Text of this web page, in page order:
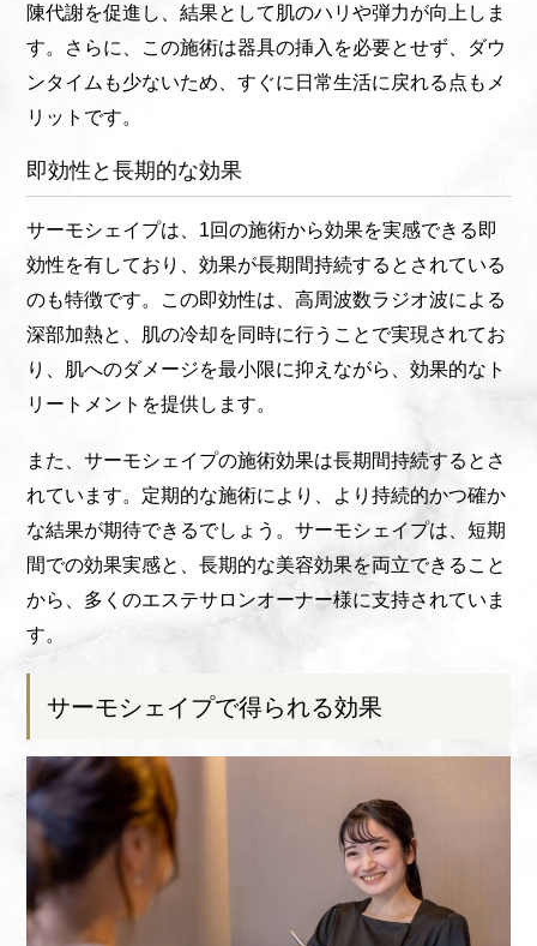
陳代謝を促進し、結果として肌のハリや弾力が向上しま
す。さらに、この施術は器具の挿入を必要とせず、ダウ
ンタイムも少ないため、すぐに日常生活に戻れる点もメ
リットです。
即効性と長期的な効果
サーモシェイプは、1回の施術から効果を実感できる即
効性を有しており、効果が長期間持続するとされている
のも特徴です。この即効性は、高周波数ラジオ波による
深部加熱と、肌の冷却を同時に行うことで実現されてお
り、肌へのダメージを最小限に抑えながら、効果的なト
リートメントを提供します。
また、サーモシェイプの施術効果は長期間持続するとさ
れています。定期的な施術により、より持続的かつ確か
な結果が期待できるでしょう。サーモシェイプは、短期
間での効果実感と、長期的な美容効果を両立できること
から、多くのエステサロンオーナー様に支持されていま
す。
サーモシェイプで得られる効果